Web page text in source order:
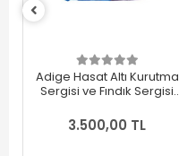
Adige Hasat Altı Kurutma
Sergisi ve Fındık Sergisi
3.500,00 TL